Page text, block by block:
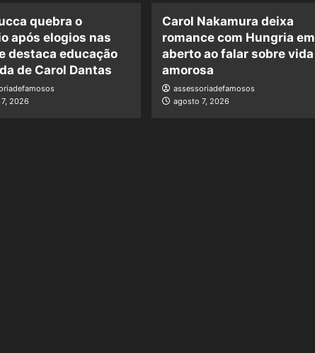
quebra o
após elogios nas
destaca educação
de Carol Dantas
2026
Carol Nakamura deixa
romance com Hungria em
aberto ao falar sobre vida
amorosa
assessoriadefamosos
agosto 7, 2026